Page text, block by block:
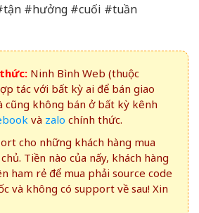
#hưởng #cuối #tuần
Ninh Bình Web (thuộc
tác với bất kỳ ai để bán giao
cũng không bán ở bất kỳ kênh
và zalo chính thức.
cho những khách hàng mua
Tiền nào của nấy, khách hàng
ham rẻ để mua phải source code
và không có support về sau! Xin